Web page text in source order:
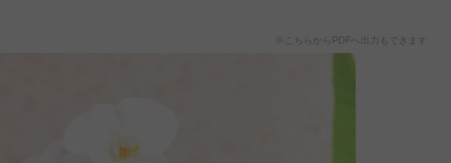
※こちらからPDFへ出力もできます